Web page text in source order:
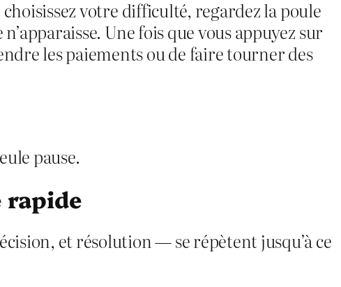
votre difficulté, regardez la poule
Une fois que vous appuyez sur
les paiements ou de faire tourner des
pause.
rapide
et résolution — se répètent jusqu’à ce